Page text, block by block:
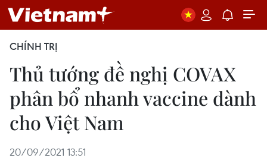
CHÍNH TRỊ
Thủ tướng đề nghị COVAX
phân bổ nhanh vaccine dành
cho Việt Nam
20/09/2021 13:51